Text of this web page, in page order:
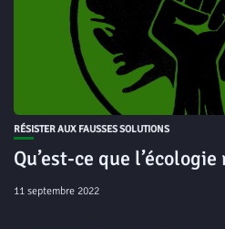
RÉSISTER AUX FAUSSES SOLUTIONS
Qu’est-ce que
11 septembre 2022